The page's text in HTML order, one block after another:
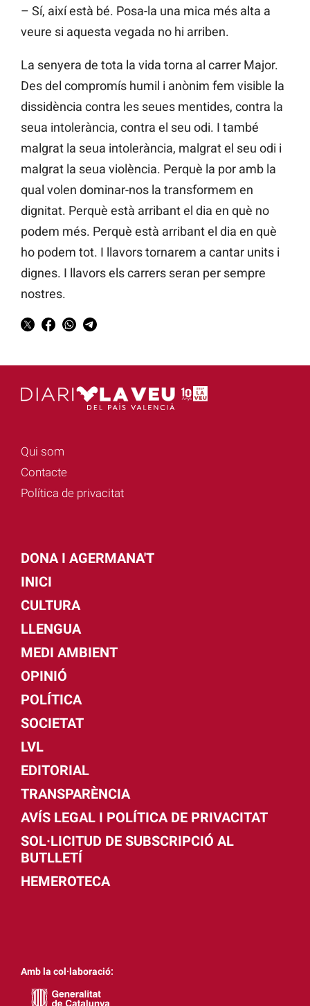
– Sí, així està bé. Posa-la una mica més alta a
veure si aquesta vegada no hi arriben.
La senyera de tota la vida torna al carrer Major.
Des del compromís humil i anònim fem visible la
dissidència contra les seues mentides, contra la
seua intolerància, contra el seu odi. I també
malgrat la seua intolerància, malgrat el seu odi i
malgrat la seua violència. Perquè la por amb la
qual volen dominar-nos la transformem en
dignitat. Perquè està arribant el dia en què no
podem més. Perquè està arribant el dia en què
ho podem tot. I llavors tornarem a cantar units i
dignes. I llavors els carrers seran per sempre
nostres.
Qui som
Contacte
Política de privacitat
DONA I AGERMANA'T
INICI
CULTURA
LLENGUA
MEDI AMBIENT
OPINIÓ
POLÍTICA
SOCIETAT
LVL
EDITORIAL
TRANSPARÈNCIA
AVÍS LEGAL I POLÍTICA DE PRIVACITAT
SOL·LICITUD DE SUBSCRIPCIÓ AL
BUTLLETÍ
HEMEROTECA
Amb la col·laboració: